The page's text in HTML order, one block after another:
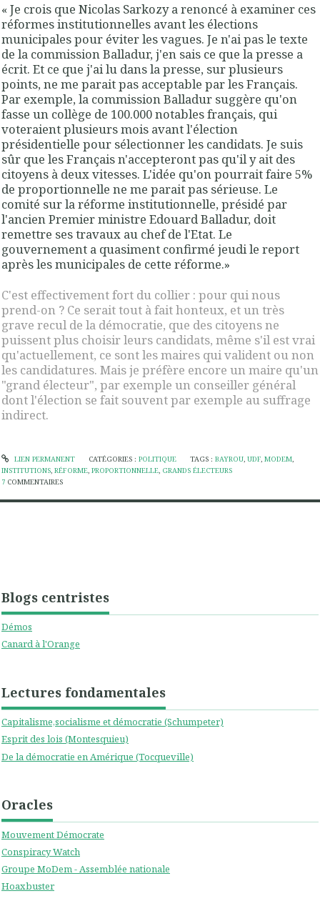
Blogs centristes
Démos
Canard à l'Orange
Lectures fondamentales
Capitalisme,socialisme et démocratie (Schumpeter)
Esprit des lois (Montesquieu)
De la démocratie en Amérique (Tocqueville)
Oracles
Mouvement Démocrate
Conspiracy Watch
Groupe MoDem - Assemblée nationale
Hoaxbuster
« Je crois que Nicolas Sarkozy a renoncé à examiner ces
réformes institutionnelles avant les élections
municipales pour éviter les vagues. Je n'ai pas le texte
de la commission Balladur, j'en sais ce que la presse a
écrit. Et ce que j'ai lu dans la presse, sur plusieurs
points, ne me parait pas acceptable par les Français.
Par exemple,la commission Balladur suggère qu'on
fasse un collège de 100.000 notables français, qui
voteraient plusieurs mois avant l'élection
présidentielle pour sélectionner les candidats. Je suis
sûr que les Français n'accepteront pas qu'il y ait des
citoyens à deux vitesses. L'idée qu'on pourrait faire 5%
de proportionnelle ne me paraitpas sérieuse. Le
comité sur la réforme institutionnelle, présidé par
l'ancien Premier ministre Edouard Balladur, doit
remettre ses travaux au chef de l'Etat. Le
gouvernement a quasiment confirmé jeudi le report
après les municipales de cette réforme.»
C'est effectivement fort du collier : pour qui nous
prend-on ? Ce serait tout à fait honteux, et un très
grave recul de la démocratie, que des citoyens ne
puissent plus choisir leurs candidats, même s'il est vrai
qu'actuellement, ce sont les maires qui valident ou non
les candidatures. Mais je préfère encore un maire qu'un
"grand électeur", par exemple un conseiller général
dont l'élection se fait souvent par exemple au suffrage
indirect.
LIEN PERMANENT CATÉGORIES : POLITIQUE TAGS :BAYROU ,UDF ,MODEM
INSTITUTIONS RÉFORME PROPORTIONNELLE GRANDS ÉLECTEURS
7 COMMENTAIRES